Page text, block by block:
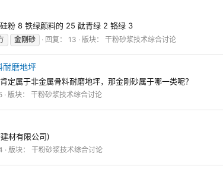
粉 8 铁绿颜料的 25 酞青绿 2 铬绿 3
金刚砂 回复： 13 版块： 干粉砂浆技术综合讨论
耐磨地坪
属于非金属骨料耐磨地坪，那金刚砂属于哪一类呢？
版块： 干粉砂浆技术综合讨论
材有限公司)
版块： 干粉砂浆技术综合讨论